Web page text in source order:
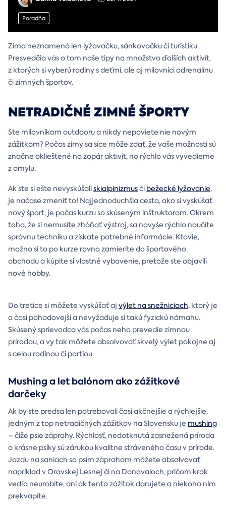
Poradňa
Zima neznamená len lyžovačku, sánkovačku či turistiku.
Presvedčia vás o tom naše tipy na množstvo ďalších aktivít,
z ktorých si vyberú rodiny s deťmi, ale aj milovníci adrenalínu
či zimných športov.
NETRADIČNÉ ZIMNÉ ŠPORTY
Ste milovníkom outdooru a nikdy nepoviete nie novým
zážitkom? Počas zimy sa síce môže zdať, že vaše možnosti sú
značne oklieštené na zopár aktivít, no rýchlo vás vyvedieme
z omylu.
Ak ste si ešte nevyskúšaliskialpinizmusči bežecké lyžovanie,
je načase zmeniť to! Najjednoduchšia cesta, ako si vyskúšať
nový šport, je počas kurzu so skúseným inštruktorom. Okrem
toho, že si nemusíte zháňať výstroj, sa navyše rýchlo naučíte
správnu techniku a získate potrebné informácie. Ktovie,
možno si to po kurze rovno zamierite do športového
obchodu a kúpite si vlastné vybavenie, pretože ste objavili
nové hobby.
Do tretice si môžete vyskúšať aj výlet na snežniciach, ktorý je
o čosi pohodovejší a nevyžaduje si takú fyzickú námahu.
Skúsený sprievodca vás počas neho prevedie zimnou
prírodou, a vy tak môžete absolvovať skvelý výlet pokojne aj
s celou rodinou či partiou.
Mushing a let balónom ako zážitkové
darčeky
Ak by ste predsa len potrebovali čosi akčnejšie a rýchlejšie,
jedným z top netradičných zážitkov na Slovensku je mushing
– čiže psie záprahy. Rýchlosť, nedotknutá zasnežená príroda
a krásne psíky sú zárukou kvalitne stráveného času v prírode.
Jazdu na saniach so psím záprahom môžete absolvovať
napríklad v Oravskej Lesnej či na Donovaloch, pričom krok
vedľa neurobíte, ani ak tento zážitok darujete a niekoho ním
prekvapíte.